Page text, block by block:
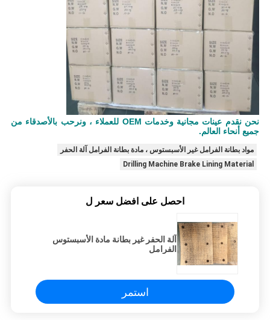
نحن نقدم عينات مجانية وخدمات OEM للعملاء ، ونرحب بالأصدقاء من
جميع أنحاء العالم.
مواد بطانة الفرامل غير الأسبستوس ، مادة بطانة الفرامل آلة الحفر
Drilling Machine Brake Lining Material
احصل على افضل سعر ل
آلة الحفر غير بطانة مادة الأسبستوس
الفرامل
استمر